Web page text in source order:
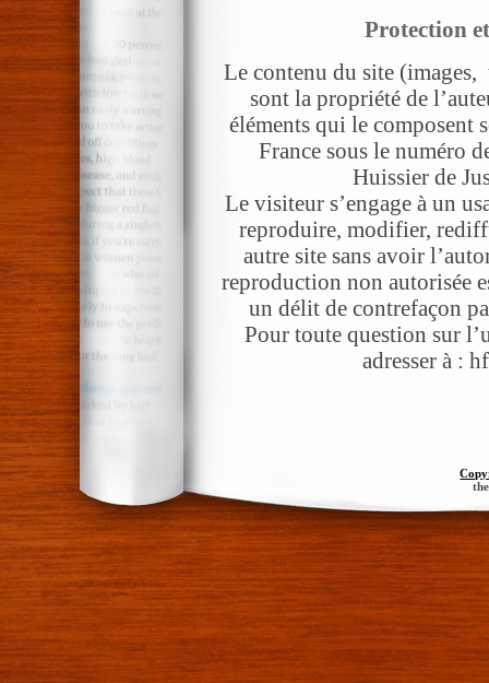
Protection
Le contenu du site
sont la propriété de
éléments qui le composent
France sous le numéro
Huissier de
Le visiteur s’engage à un
reproduire, modifier,
autre site sans avoir
reproduction non autorisée
un délit de contrefaçon
Pour toute question sur
adresser à :